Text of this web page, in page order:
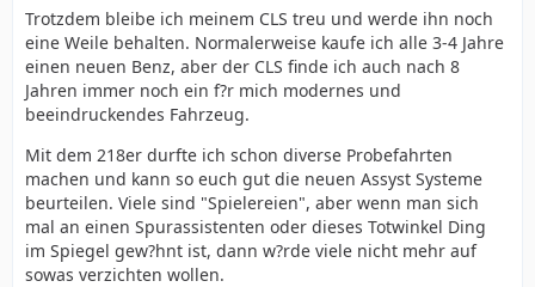
Trotzdem bleibe ich meinem CLS treu und werde ihn noch
eine Weile behalten. Normalerweise kaufe ich alle 3-4 Jahre
einen neuen Benz, aber der CLS finde ich auch nach 8
Jahren immer noch ein f?r mich modernes und
beeindruckendes Fahrzeug.
Mit dem 218er durfte ich schon diverse Probefahrten
machen und kann so euch gut die neuen Assyst Systeme
beurteilen. Viele sind "Spielereien", aber wenn man sich
mal an einen Spurassistenten oder dieses Totwinkel Ding
im Spiegel gew?hnt ist, dann w?rde viele nicht mehr auf
sowas verzichten wollen.